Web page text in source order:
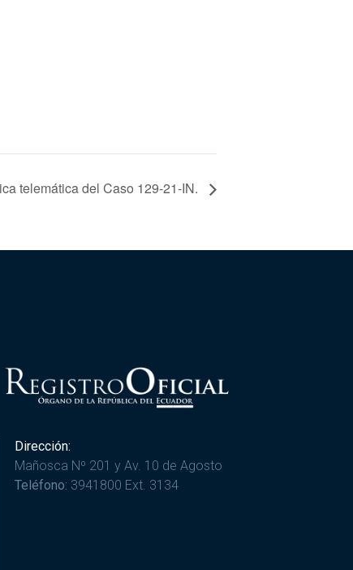
telemática del Caso 129-21-IN.
Dirección:
Mañosca Nº 201 y Av. 10 de Agosto
Teléfono: 3941800 Ext. 3134